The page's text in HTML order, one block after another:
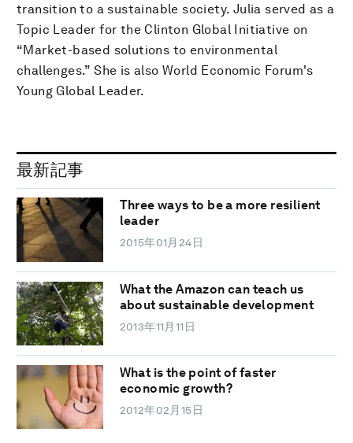
transition to a sustainable society. Julia served as a
Topic Leader for the Clinton Global Initiative on
“Market-based solutions to environmental
challenges.” She is also World Economic Forum's
Young Global Leader.
最新記事
Three ways to be a more resilient
leader
2015年01月24日
What the Amazon can teach us
about sustainable development
2013年11月11日
What is the point of faster
economic growth?
2012年02月15日